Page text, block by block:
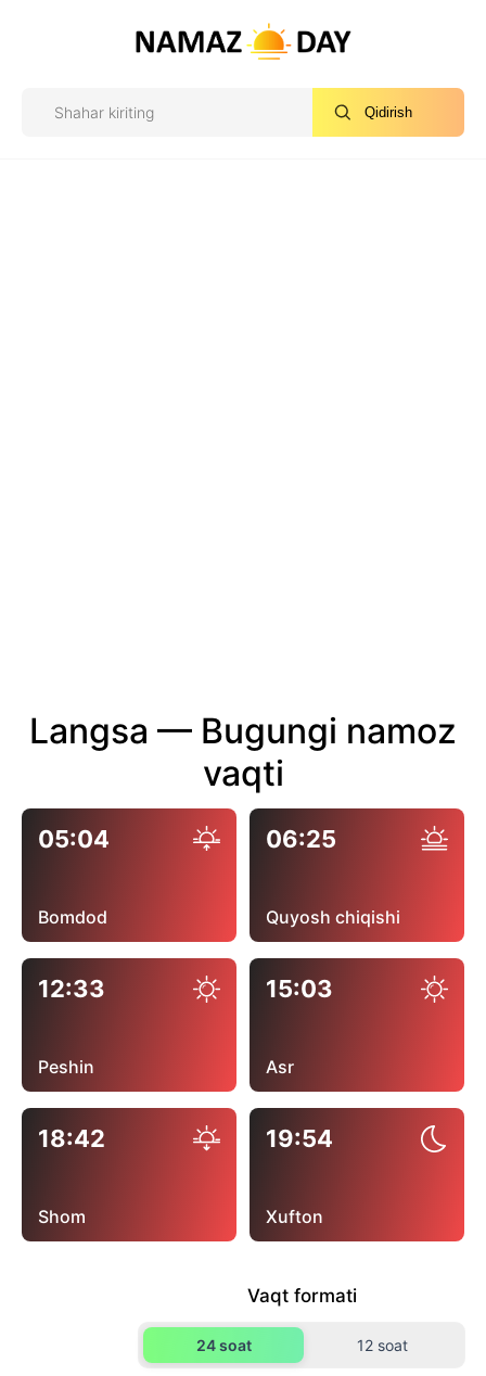
Qidirish
Langsa — Bugungi namoz
vaqti
05:04
Bomdod
06:25
Quyosh chiqishi
12:33
Peshin
15:03
Asr
18:42
Shom
19:54
Xufton
Vaqt formati
24 soat 12 soat